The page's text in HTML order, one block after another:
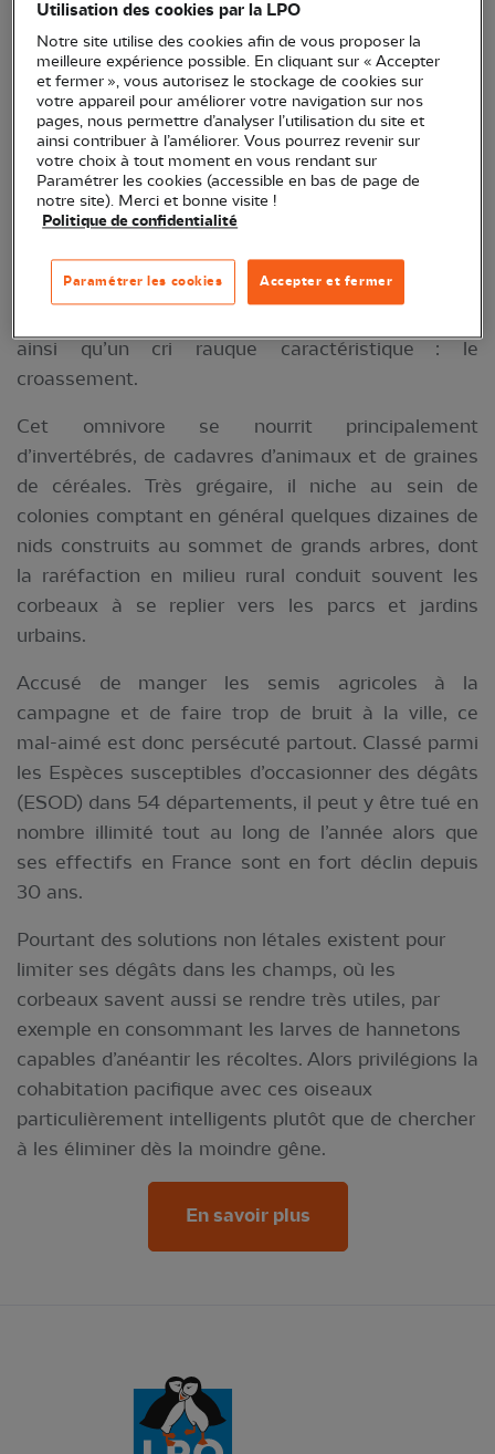
Corbeau freux - Crédit photo : Fabrice Cahez
Typique des plaines agricoles de la moitié nord de
la France, le corbeau freux possède un plumage
ainsi qu’un cri rauque caractéristique : le
croassement.
Cet omnivore se nourrit principalement
d’invertébrés, de cadavres d’animaux et de graines
de céréales. Très grégaire, il niche au sein de
colonies comptant en général quelques dizaines de
nids construits au sommet de grands arbres, dont
la raréfaction en milieu rural conduit souvent les
corbeaux à se replier vers les parcs et jardins
urbains.
Accusé de manger les semis agricoles à la
campagne et de faire trop de bruit à la ville, ce
mal-aimé est donc persécuté partout. Classé parmi
les Espèces susceptibles d’occasionner des dégâts
(ESOD) dans 54 départements, il peut y être tué en
nombre illimité tout au long de l’année alors que
ses effectifs en France sont en fort déclin depuis
30 ans.
Pourtant des solutions non létales existent pour
limiter ses dégâts dans les champs, où les
corbeaux savent aussi se rendre très utiles, par
exemple en consommant les larves de hannetons
capables d’anéantir les récoltes. Alors privilégions la
cohabitation pacifique avec ces oiseaux
particulièrement intelligents plutôt que de chercher
à les éliminer dès la moindre gêne.
En savoir plus
Utilisation des cookies par la LPO
Notre site utilise des cookies afin de vous proposer la
meilleure expérience possible. En cliquant sur « Accepter
et fermer », vous autorisez le stockage de cookies sur
votre appareil pour améliorer votre navigation sur nos
pages, nous permettre d’analyser l’utilisation du site et
ainsi contribuer à l’améliorer. Vous pourrez revenir sur
votre choix à tout moment en vous rendant sur
Paramétrer les cookies (accessible en bas de page de
notre site). Merci et bonne visite !
Politique de confidentialité
Accepter et fermer
Paramétrer les cookies